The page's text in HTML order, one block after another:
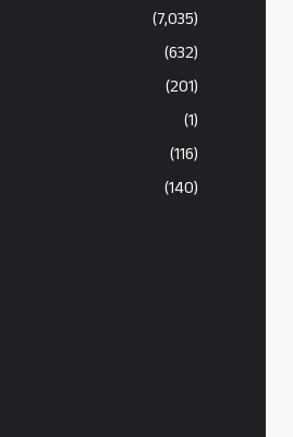
(7,035)
(632)
(201)
(1)
(116)
(140)